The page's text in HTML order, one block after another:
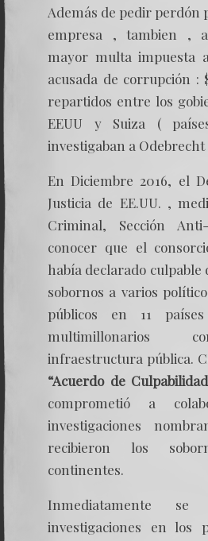
Además de pedir perdón
empresa , tambien ,
mayor multa impuesta
acusada de corrupción :
repartidos entre los
EEUU y Suiza (
investigaban a Odebrecht
En Diciembre 2016, el
Justicia de EE.UU. ,
Criminal, Sección
conocer que el
había declarado culpable
sobornos a varios
públicos en 11
multimillonarios
infraestructura pública.
“Acuerdo de Culpabilidad
comprometió a
investigaciones
recibieron los
continentes.
Inmediatamente
investigaciones en los